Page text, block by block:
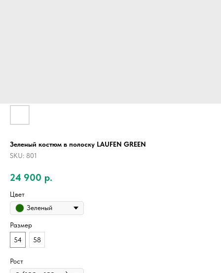
Зеленый костюм в полоску LAUFEN GREEN
SKU: 801
24 900 р.
Цвет
Зеленый
Размер
54
58
Рост